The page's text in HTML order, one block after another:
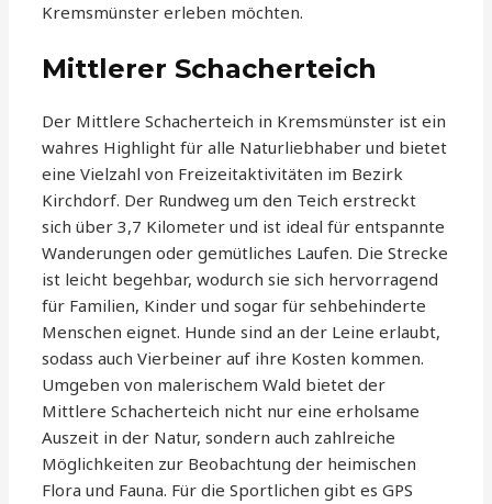
Kremsmünster erleben möchten.
Mittlerer Schacherteich
Der Mittlere Schacherteich in Kremsmünster ist ein
wahres Highlight für alle Naturliebhaber und bietet
eine Vielzahl von Freizeitaktivitäten im Bezirk
Kirchdorf. Der Rundweg um den Teich erstreckt
sich über 3,7 Kilometer und ist ideal für entspannte
Wanderungen oder gemütliches Laufen. Die Strecke
ist leicht begehbar, wodurch sie sich hervorragend
für Familien, Kinder und sogar für sehbehinderte
Menschen eignet. Hunde sind an der Leine erlaubt,
sodass auch Vierbeiner auf ihre Kosten kommen.
Umgeben von malerischem Wald bietet der
Mittlere Schacherteich nicht nur eine erholsame
Auszeit in der Natur, sondern auch zahlreiche
Möglichkeiten zur Beobachtung der heimischen
Flora und Fauna. Für die Sportlichen gibt es GPS